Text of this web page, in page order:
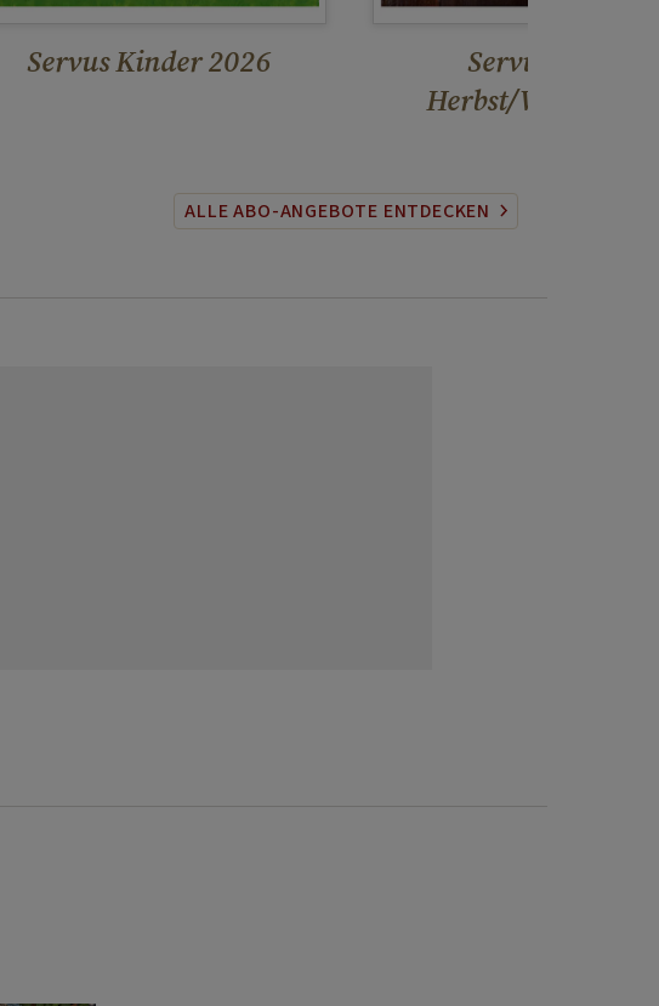
Servus Kinder 2026
Servus Küche
Herbst/Winter
ALLE ABO-ANGEBOTE ENTDECKEN